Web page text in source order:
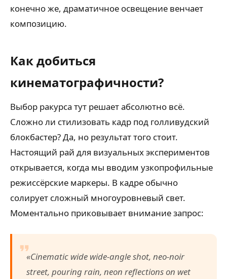
конечно же, драматичное освещение венчает
композицию.
Как добиться
кинематографичности?
Выбор ракурса тут решает абсолютно всё.
Сложно ли стилизовать кадр под голливудский
блокбастер? Да, но результат того стоит.
Настоящий рай для визуальных экспериментов
открывается, когда мы вводим узкопрофильные
режиссёрские маркеры. В кадре обычно
солирует сложный многоуровневый свет.
Моментально приковывает внимание запрос:
«Cinematic wide wide-angle shot, neo-noir
street, pouring rain, neon reflections on wet